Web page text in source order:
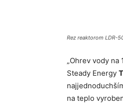
Rez reaktorom LDR-
„Ohrev vody
Steady Energy
na teplo